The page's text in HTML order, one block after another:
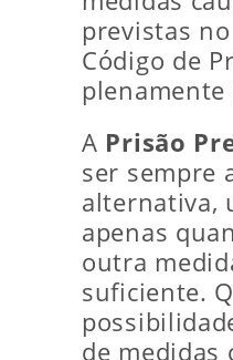
previstas
Código de
plenamente
A Prisão
ser sempre
alternativa,
apenas
outra
suficiente.
de medidas